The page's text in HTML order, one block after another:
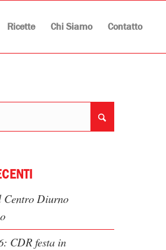
Ricette Chi Siamo Contatto
Centro Diurno
CDR festa in